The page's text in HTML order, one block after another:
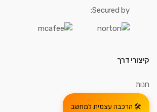
Secured by:
קיצורי דרך
חנות
הרכבה עצמית למחשב